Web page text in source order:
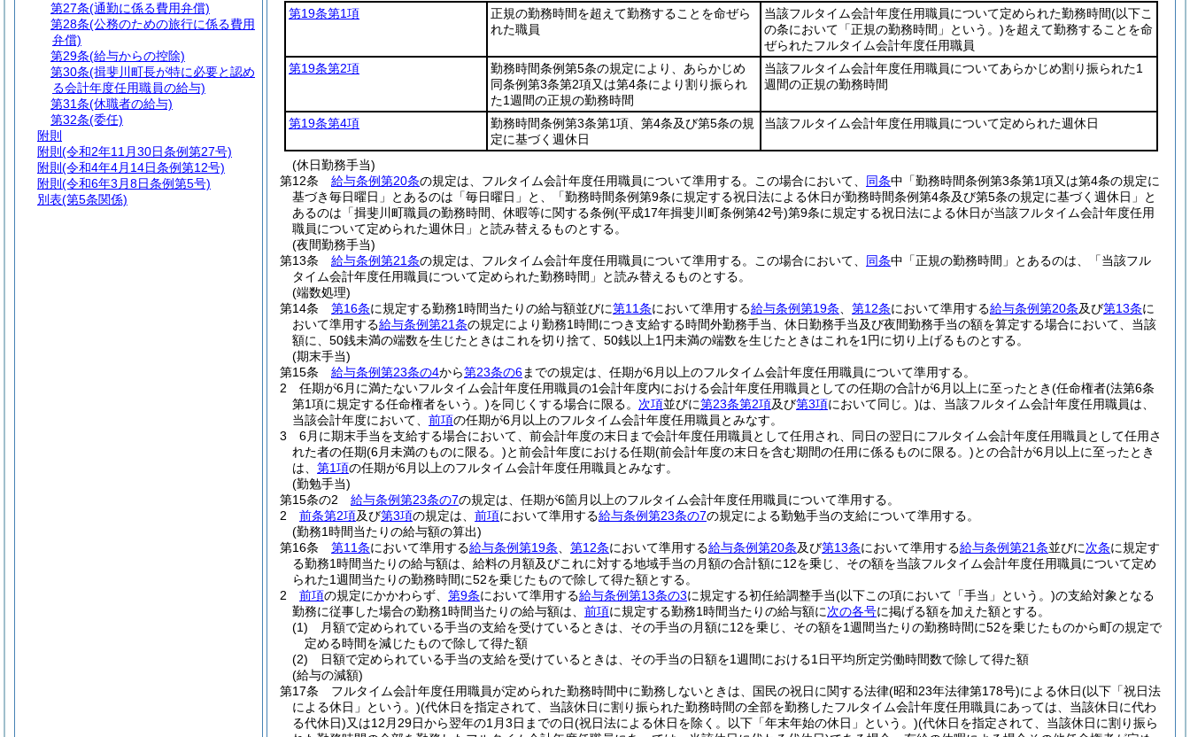
第19条第1項
正規の勤務時間を超えて勤務することを命ぜら
れた職員
当該フルタイム会計年度任用職員について定められた勤務時間(以下こ
の条において「正規の勤務時間」という。)を超えて勤務することを命
ぜられたフルタイム会計年度任用職員
第19条第2項
勤務時間条例第5条の規定により、あらかじめ
同条例第3条第2項又は第4条により割り振られ
た1週間の正規の勤務時間
当該フルタイム会計年度任用職員についてあらかじめ割り振られた1
週間の正規の勤務時間
第19条第4項
勤務時間条例第3条第1項、第4条及び第5条の規
定に基づく週休日
当該フルタイム会計年度任用職員について定められた週休日
(休日勤務手当)
第12条
給与条例第20条の規定は、フルタイム会計年度任用職員について準用する。 この場合において、 同条中「勤務時間条例第3条第1項又は第4条の規定に
基づき毎日曜日」とあるのは「毎日曜日」と、「勤務時間条例第9条に規定する祝日法による休日が勤務時間条例第4条及び第5条の規定に基づく週休日」と
あるのは「揖斐川町職員の勤務時間、休暇等に関する条例(平成17年揖斐川町条例第42号)第9条に規定する祝日法による休日が当該フルタイム会計年度任用
職員について定められた週休日」と読み替えるものとする。
(夜間勤務手当)
第13条
給与条例第21条の規定は、フルタイム会計年度任用職員について準用する。 この場合において、 同条中「正規の勤務時間」とあるのは、「当該フル
タイム会計年度任用職員について定められた勤務時間」と読み替えるものとする。
(端数処理)
第14条
第16条に規定する勤務1時間当たりの給与額並びに第11条において準用する給与条例第19条 第12条において準用する給与条例第20条及び第13条に
おいて準用する給与条例第21条の規定により勤務1時間につき支給する時間外勤務手当、休日勤務手当及び夜間勤務手当の額を算定する場合において、当該
額に、50銭未満の端数を生じたときはこれを切り捨て、50銭以上1円未満の端数を生じたときはこれを1円に切り上げるものとする。
(期末手当)
第15条
給与条例第23条の4から第23条の6までの規定は、任期が6月以上のフルタイム会計年度任用職員について準用する。
2
任期が6月に満たないフルタイム会計年度任用職員の1会計年度内における会計年度任用職員としての任期の合計が6月以上に至ったとき(任命権者(法第6条
第1項に規定する任命権者をいう。)を同じくする場合に限る。 次項並びに第23条第2項及び第3項において同じ。)は、当該フルタイム会計年度任用職員は、
当該会計年度において、 前項の任期が6月以上のフルタイム会計年度任用職員とみなす。
3
6月に期末手当を支給する場合において、前会計年度の末日まで会計年度任用職員として任用され、同日の翌日にフルタイム会計年度任用職員として任用さ
れた者の任期(6月未満のものに限る。)と前会計年度における任期(前会計年度の末日を含む期間の任用に係るものに限る。)との合計が6月以上に至ったとき
は、 第1項の任期が6月以上のフルタイム会計年度任用職員とみなす。
(勤勉手当)
第15条の2
給与条例第23条の7の規定は、任期が6箇月以上のフルタイム会計年度任用職員について準用する。
2
前条第2項及び第3項の規定は、 前項において準用する給与条例第23条の7の規定による勤勉手当の支給について準用する。
(勤務1時間当たりの給与額の算出)
第16条
第11条において準用する給与条例第19条 第12条において準用する給与条例第20条及び第13条において準用する給与条例第21条並びに次条に規定す
る勤務1時間当たりの給与額は、給料の月額及びこれに対する地域手当の月額の合計額に12を乗じ、その額を当該フルタイム会計年度任用職員について定め
られた1週間当たりの勤務時間に52を乗じたもので除して得た額とする。
2
前項の規定にかかわらず、 第9条において準用する給与条例第13条の3に規定する初任給調整手当(以下この項において「手当」という。)の支給対象となる
勤務に従事した場合の勤務1時間当たりの給与額は、 前項に規定する勤務1時間当たりの給与額に次の各号に掲げる額を加えた額とする。
(1)
月額で定められている手当の支給を受けているときは、その手当の月額に12を乗じ、その額を1週間当たりの勤務時間に52を乗じたものから町の規定で
定める時間を減じたもので除して得た額
(2)
日額で定められている手当の支給を受けているときは、その手当の日額を1週間における1日平均所定労働時間数で除して得た額
(給与の減額)
第17条
フルタイム会計年度任用職員が定められた勤務時間中に勤務しないときは、国民の祝日に関する法律(昭和23年法律第178号)による休日(以下「祝日法
による休日」という。)(代休日を指定されて、当該休日に割り振られた勤務時間の全部を勤務したフルタイム会計年度任用職員にあっては、当該休日に代わ
る代休日)又は12月29日から翌年の1月3日までの日(祝日法による休日を除く。以下「年末年始の休日」という。)(代休日を指定されて、当該休日に割り振ら
第27条(通勤に係る費用弁償)
第28条(公務のための旅行に係る費用
弁償)
第29条(給与からの控除)
第30条(揖斐川町長が特に必要と認め
る会計年度任用職員の給与)
第31条(休職者の給与)
第32条(委任)
附則
附則 (令和2年11月30日条例第27号)
附則 (令和4年4月14日条例第12号)
附則 (令和6年3月8日条例第5号)
別表(第5条関係)